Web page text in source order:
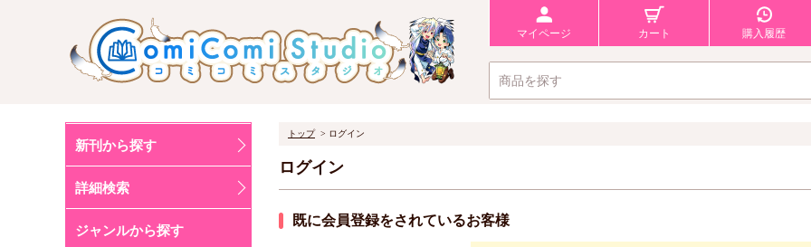
マイページ カート 購入履歴
新刊から探す
詳細検索
ジャンルから探す
トップ ログイン
ログイン
既に会員登録をされているお客様